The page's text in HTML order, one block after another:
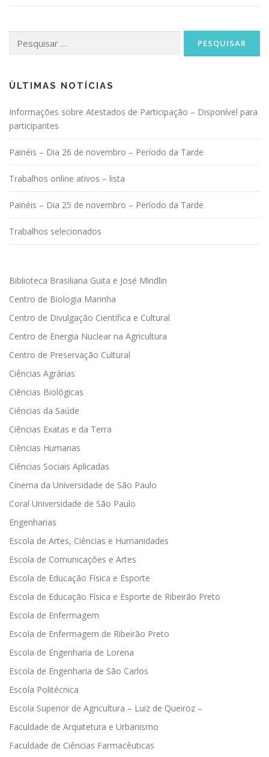
por:
ÙLTIMAS NOTÍCIAS
Informações sobre Atestados de Participação – Disponível para
participantes
Painéis – Dia 26 de novembro – Período da Tarde
Trabalhos online ativos – lista
Painéis – Dia 25 de novembro – Período da Tarde
Trabalhos selecionados
Biblioteca Brasiliana Guita e José Mindlin
Centro de Biologia Marinha
Centro de Divulgação Científica e Cultural
Centro de Energia Nuclear na Agricultura
Centro de Preservação Cultural
Ciências Agrárias
Ciências Biológicas
Ciências da Saúde
Ciências Exatas e da Terra
Ciências Humanas
Ciências Sociais Aplicadas
Cinema da Universidade de São Paulo
Coral Universidade de São Paulo
Engenharias
Escola de Artes, Ciências e Humanidades
Escola de Comunicações e Artes
Escola de Educação Física e Esporte
Escola de Educação Física e Esporte de Ribeirão Preto
Escola de Enfermagem
Escola de Enfermagem de Ribeirão Preto
Escola de Engenharia de Lorena
Escola de Engenharia de São Carlos
Escola Politécnica
Escola Superior de Agricultura – Luiz de Queiroz –
Faculdade de Arquitetura e Urbanismo
Faculdade de Ciências Farmacêuticas